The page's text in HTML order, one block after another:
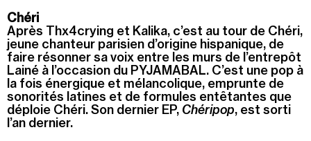
Chéri
Après Thx4crying et Kalika, c’est au tour de Chéri,
jeune chanteur parisien d’origine hispanique, de
faire résonner sa voix entre les murs de l’entrepôt
Lainé à l’occasion du PYJAMABAL. C’est une pop à
la fois énergique et mélancolique, emprunte de
sonorités latines et de formules entêtantes que
déploie Chéri. Son dernier EP, Chéripop, est sorti
l’an dernier.